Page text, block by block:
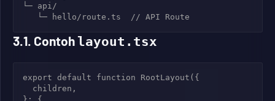
└─ api/
   └─ hello/route.ts  // API Route
3.1. Contoh layout.tsx
export default function RootLayout({